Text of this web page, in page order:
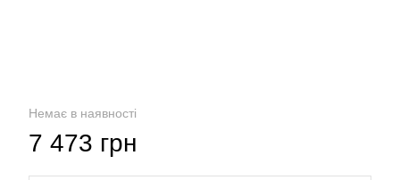
Немає в наявності
7 473 грн